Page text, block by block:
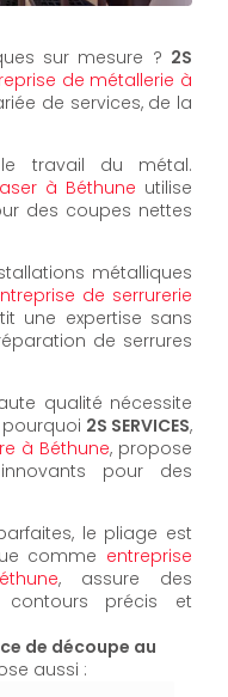
sur mesure ? 2S
de métallerie à
de services, de la
travail du métal.
à Béthune utilise
des coupes nettes
métalliques
de serrurerie
une expertise sans
de serrures
qualité nécessite
2S SERVICES,
à Béthune, propose
pour des
le pliage est
comme entreprise
, assure des
contours précis et
de découpe au
aussi :